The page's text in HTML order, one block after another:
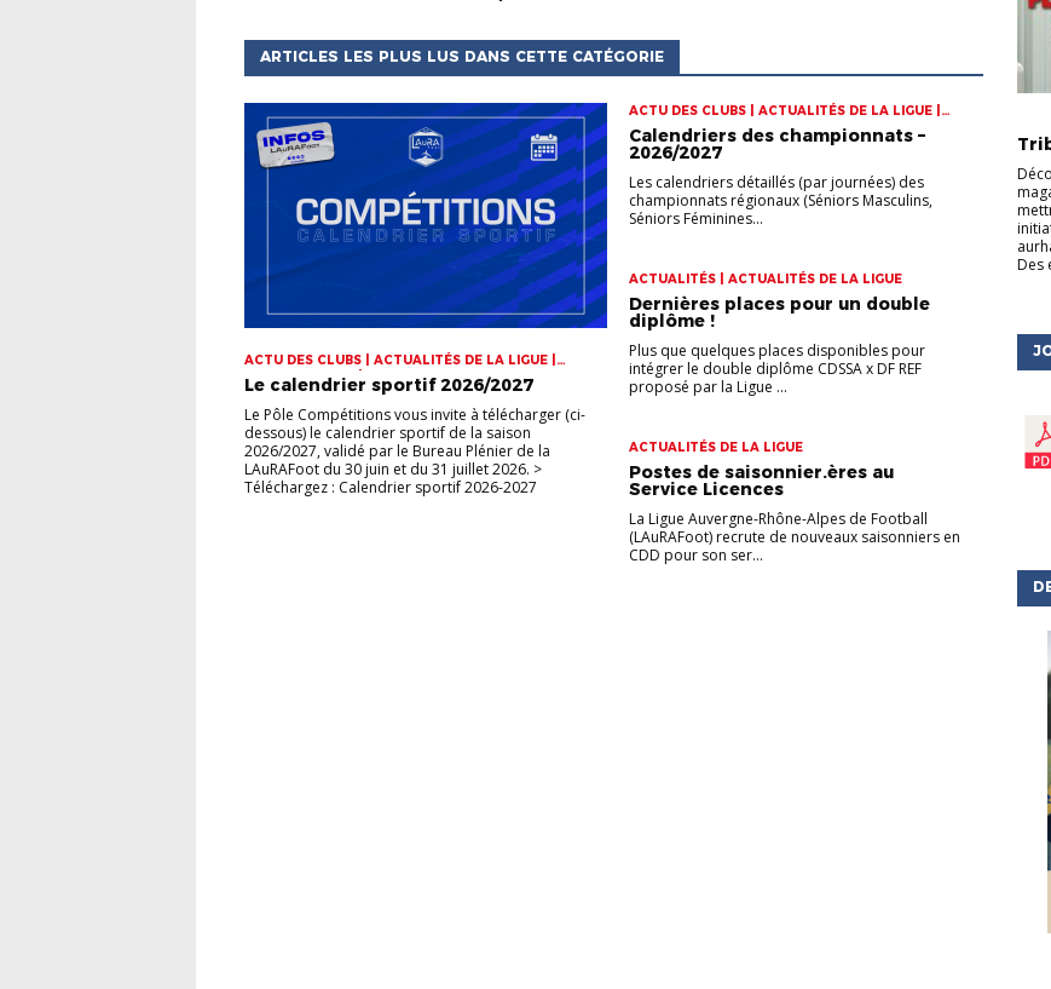
ARTICLES LES PLUS LUS DANS CETTE CATÉGORIE
ACTU DES CLUBS | ACTUALITÉS DE LA LIGUE |
CHAMPIONNATS | COUPES
Le calendrier sportif 2026/2027
Le Pôle Compétitions vous invite à télécharger (ci-
dessous) le calendrier sportif de la saison
2026/2027, validé par le Bureau Plénier de la
LAuRAFoot du 30 juin et du 31 juillet 2026. >
Téléchargez : Calendrier sportif 2026-2027
ACTU DES CLUBS | ACTUALITÉS DE LA LIGUE |
CHAMPIONNATS
Calendriers des championnats –
2026/2027
Les calendriers détaillés (par journées) des
championnats régionaux (Séniors Masculins,
Séniors Féminines...
ACTUALITÉS | ACTUALITÉS DE LA LIGUE
Dernières places pour un double
diplôme !
Plus que quelques places disponibles pour
intégrer le double diplôme CDSSA x DF REF
proposé par la Ligue ...
ACTUALITÉS DE LA LIGUE
Postes de saisonnier.ères au
Service Licences
La Ligue Auvergne-Rhône-Alpes de Football
(LAuRAFoot) recrute de nouveaux saisonniers en
CDD pour son ser...
Des